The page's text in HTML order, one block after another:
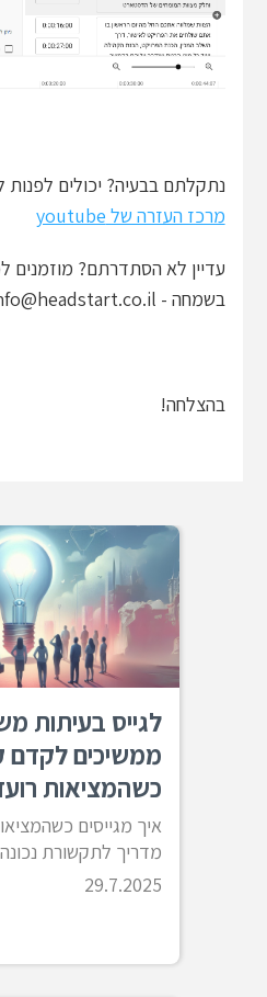
נתקלתם בבעיה? יכולים לפנות
מרכז העזרה של youtube
עדיין לא הסתדרתם? מוזמנים
בשמחה - info@headstart.co.il
בהצלחה!
לגייס בעיתות
ממשיכים לקדם
כשהמציאות
איך מגייסים
מדריך לתקשורת
29.7.2025